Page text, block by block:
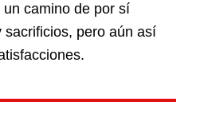
camino de por sí
sacrificios, pero aún así